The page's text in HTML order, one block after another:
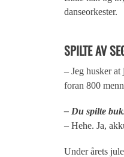
danseorkester.
SPILTE AV
– Jeg husker at
foran 800
– Du spilte
– Hehe. Ja,
Under årets